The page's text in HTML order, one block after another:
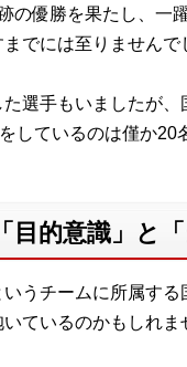
の優勝を果たし、一
でには至りませんで
選手もいましたが
しているのは僅か20
目的意識」と「
うチームに所属す
ているのかもしれま